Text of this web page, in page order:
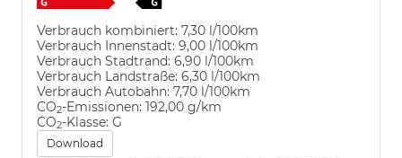
Verbrauch kombiniert: 7,30 l/100km
Verbrauch Innenstadt: 9,00 l/100km
Verbrauch Stadtrand: 6,90 l/100km
Verbrauch Landstraße: 6,30 l/100km
Verbrauch Autobahn: 7,70 l/100km
CO2-Emissionen: 192,00 g/km
CO2-Klasse: G
Download